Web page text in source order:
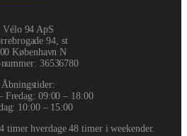
Vélo 94 ApS
94, st
København N
: 36536780
Åbningstider:
Fredag: 09:00 – 18:00
10:00 – 15:00
timer hverdage 48 timer i weekender.